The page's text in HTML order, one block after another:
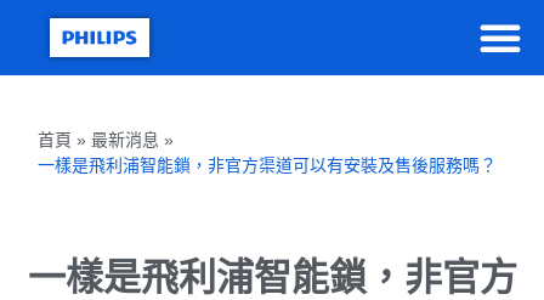
首頁 » 最新消息 »
一樣是飛利浦智能鎖，非官方渠道可以有安裝及售後服務嗎？
一樣是飛利浦智能鎖，非官方